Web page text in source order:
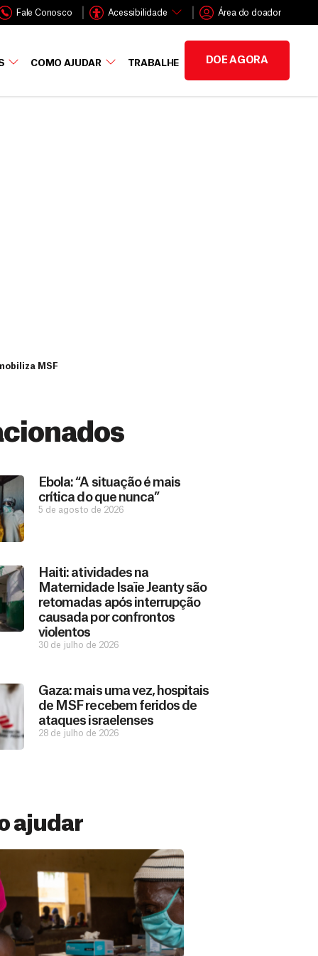
Fale Conosco Acessibilidade Área do doador
COMO AJUDAR TRABALHE DOE AGORA
MSF
Ebola: “A situação é mais
crítica do que nunca”
5 de agosto de 2026
Haiti: atividades na
Maternidade Isaïe Jeanty são
retomadas após interrupção
causada por confrontos
violentos
30 de julho de 2026
Gaza: mais uma vez, hospitais
de MSF recebem feridos de
ataques israelenses
28 de julho de 2026
ajudar